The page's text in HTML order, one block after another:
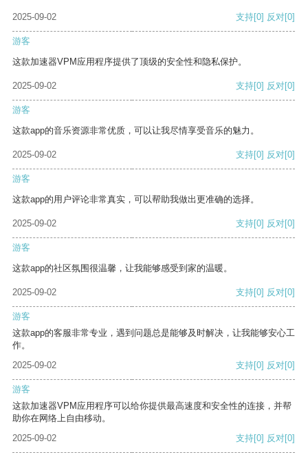
2025-09-02 支持[0] 反对[0]
游客
这款加速器VPM应用程序提供了顶级的安全性和隐私保护。
2025-09-02 支持[0] 反对[0]
游客
这款app的音乐资源非常优质，可以让我尽情享受音乐的魅力。
2025-09-02 支持[0] 反对[0]
游客
这款app的用户评论非常真实，可以帮助我做出更准确的选择。
2025-09-02 支持[0] 反对[0]
游客
这款app的社区氛围很温馨，让我能够感受到家的温暖。
2025-09-02 支持[0] 反对[0]
游客
这款app的客服非常专业，遇到问题总是能够及时解决，让我能够安心工
作。
2025-09-02
支持[0] 反对[0]
游客
这款加速器VPM应用程序可以给你提供最高速度和安全性的连接，并帮
助你在网络上自由移动。
2025-09-02
支持[0] 反对[0]